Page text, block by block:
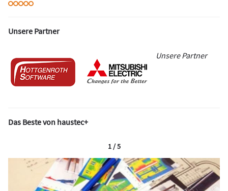
Unsere Partner
Unsere Partner
Das Beste von haustec+
1 / 5